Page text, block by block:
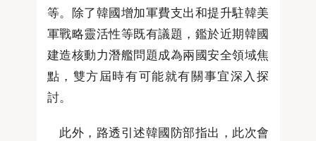
等。除了韓國增加軍費支出和提升駐韓美
軍戰略靈活性等既有議題，鑑於近期韓國
建造核動力潛艦問題成為兩國安全領域焦
點，雙方屆時有可能就有關事宜深入探
討。
此外，路透引述韓國防部指出，此次會